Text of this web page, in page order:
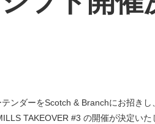
ンダーをScotch & Branchにお招きし
TAKEOVER #3 の開催が決定いた